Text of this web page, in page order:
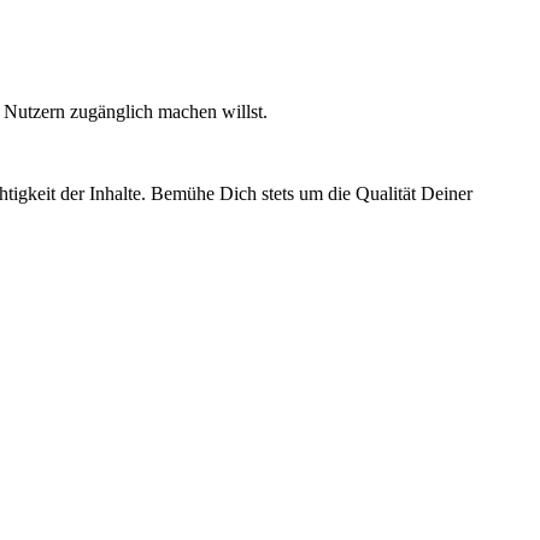
zugänglich machen willst.
der Inhalte. Bemühe Dich stets um die Qualität Deiner